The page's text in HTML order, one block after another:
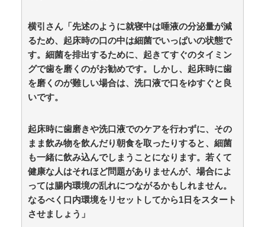
17:35)
【ニュース】石破茂、離党の覚悟を決めた模様 /
anaguro - 総合 NEW! (8/6 17:30)
骨延長手術「0.2％の確率で一生歩けない体になるけど
足が10cm伸びます」←コスパ良すぎるだろ / 5chまとめ
MAP(総合) NEW!
【経済】女性の労働力率は北欧並みも「低賃金依存」
選択” / 5chまとめMAP(総合) NEW! (8/6 17:05)
焼肉屋で頼むもの / おまとめアンテナ NEW! (8/6 16:26)
かつて６５０万部を誇った「週刊少年ジャンプ」、発
行部数が初の100万部割れ / 5chまとめMAP(総合) NEW!
(8/6 16:17)
【競馬】アスコットにいる武豊騎手とルメール騎手
紹介文おかしくね？ / おまとめアンテナ NEW! (8/6 16:00)
【政治】野党、消費減税を一斉批判 「給付優先」
「財源示せ」 / 5chまとめMAP(総合)
横引さん「先述のように就寝中は唾液の分泌量が減
るため、起床時の口の中は細菌でいっぱいの状態で
す。細菌を排出するために、起きてすぐのタイミン
グで歯を磨くのがお勧めです。しかし、起床時に歯
を磨くのが難しい場合は、洗口液で口をゆすぐと良
いです。
起床時に歯磨きや洗口液でのケアを行わずに、その
まま飲み物を飲んだり朝食を取ったりすると、細菌
も一緒に飲み込んでしまうことになります。若くて
健康な人はそれほど問題がありませんが、場合によ
っては腸内環境の乱れにつながるかもしれません。
なるべく口内環境をリセットしてから1日をスタート
させましょう」